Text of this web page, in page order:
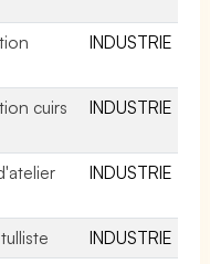
INDUSTRIE
cuirs
INDUSTRIE
INDUSTRIE
INDUSTRIE